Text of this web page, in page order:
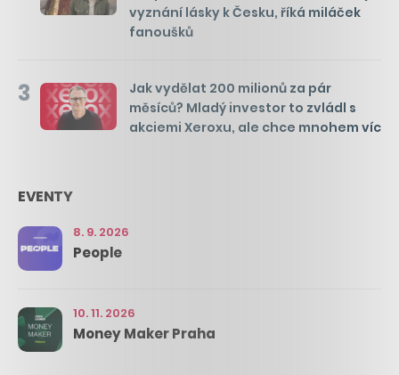
vyznání lásky k Česku, říká miláček
fanoušků
3
Jak vydělat 200 milionů za pár
měsíců? Mladý investor to zvládl s
akciemi Xeroxu, ale chce mnohem víc
EVENTY
8. 9. 2026
People
10. 11. 2026
Money Maker Praha